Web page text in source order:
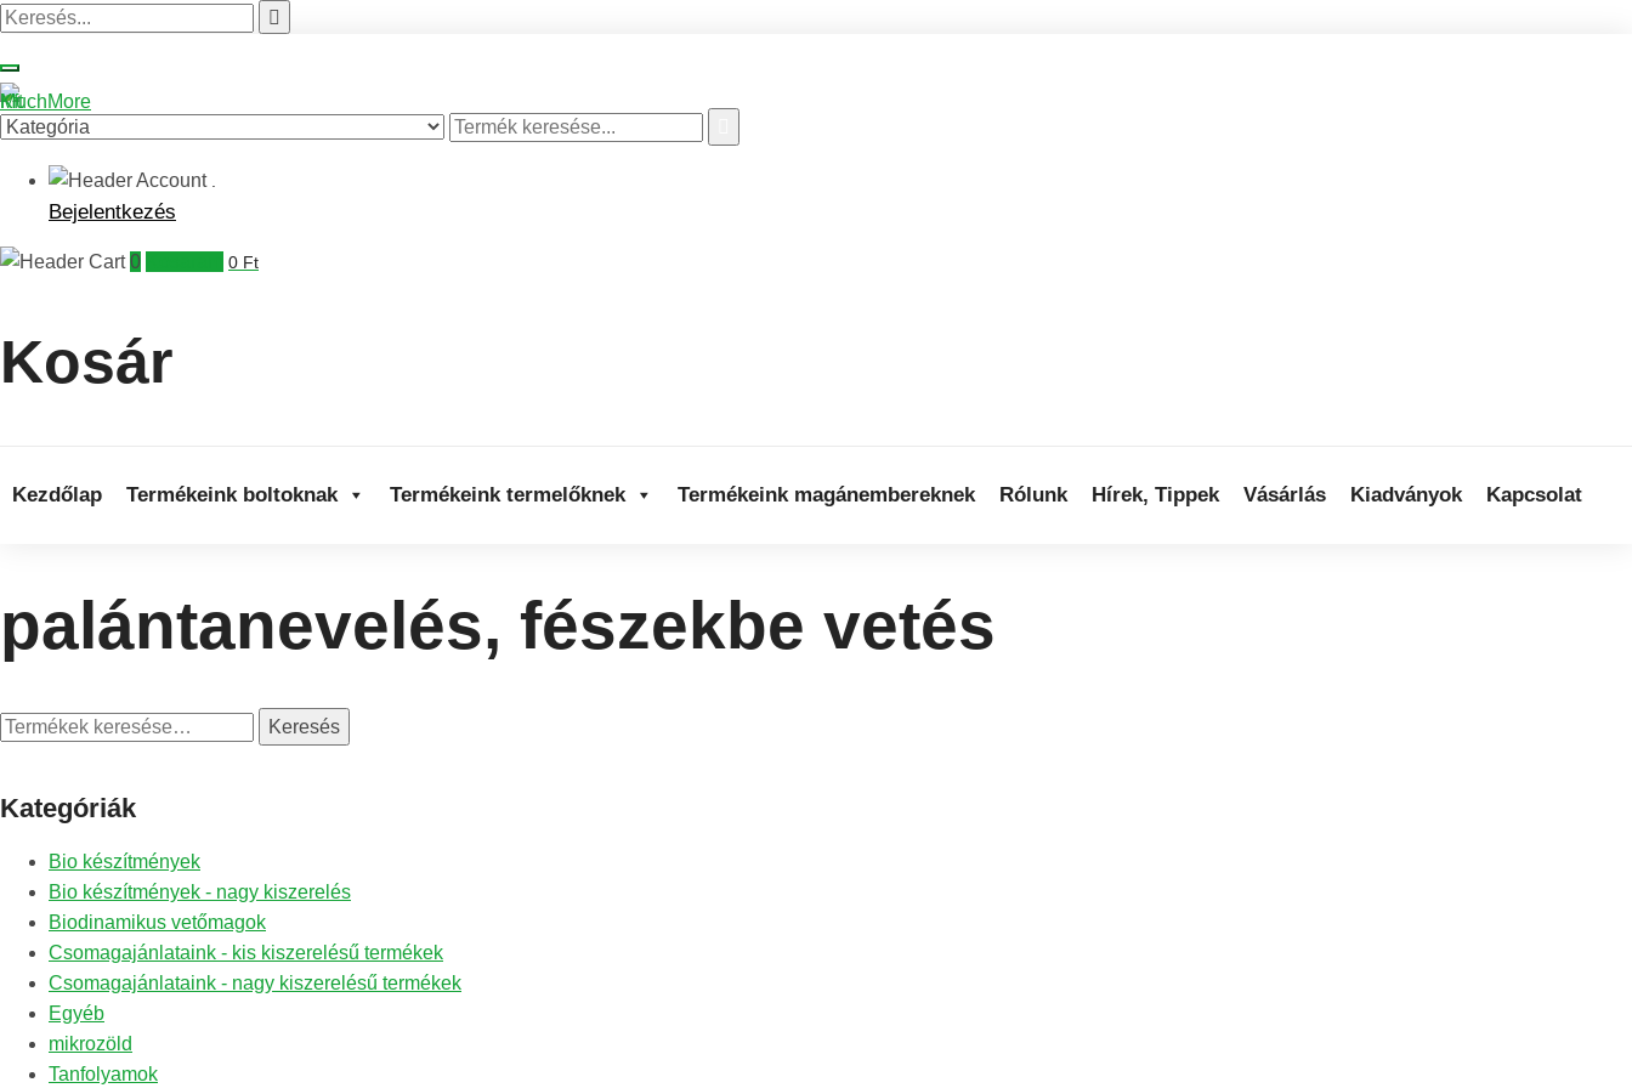
Bejelentkezés
0 0 Ft
Kosár
Kezdőlap Termékeink boltoknak Termékeink termelőknek Termékeink magánembereknek Rólunk Hírek, Tippek Vásárlás Kiadványok Kapcsolat
palántanevelés, fészekbe vetés
Keresés
Keresés
Kategóriák
Bio készítmények
Bio készítmények - nagy kiszerelés
Biodinamikus vetőmagok
Csomagajánlataink - kis kiszerelésű termékek
Csomagajánlataink - nagy kiszerelésű termékek
Egyéb
mikrozöld
Tanfolyamok